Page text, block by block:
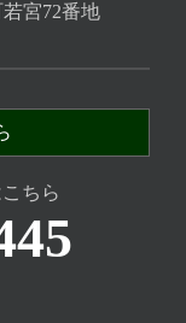
宮72番地
ちら